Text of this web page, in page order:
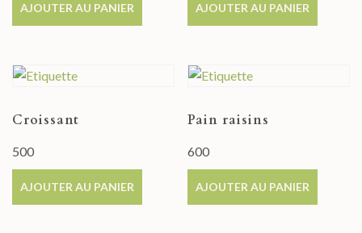
AJOUTER AU PANIER AJOUTER AU PANIER
Croissant
500
AJOUTER AU PANIER
Pain raisins
600
AJOUTER AU PANIER